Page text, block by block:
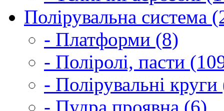
Полірувальна система
- Платформи (8)
- Поліролі, пасти
- Полірувальні
- Пудра проявна (6)